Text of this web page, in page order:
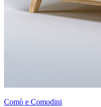
Comò e Comodini